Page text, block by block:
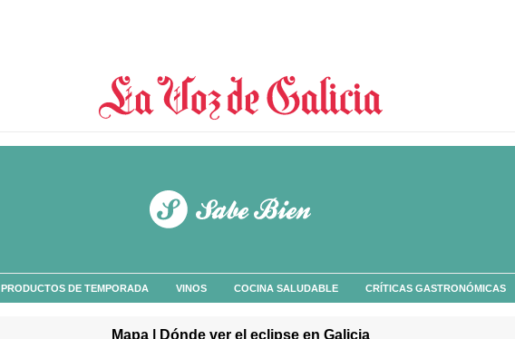
PRODUCTOS DE TEMPORADA VINOS COCINA SALUDABLE CRÍTICAS GASTRONÓMICAS
Mapa | Dónde ver el eclipse en Galicia